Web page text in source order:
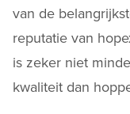
van de
reputatie van
is zeker niet
kwaliteit dan